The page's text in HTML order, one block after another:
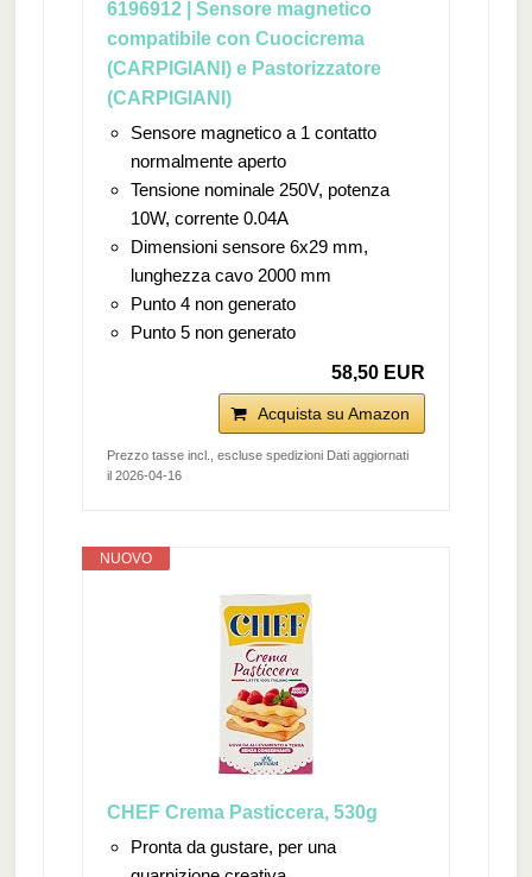
6196912 | Sensore magnetico
compatibile con Cuocicrema
(CARPIGIANI) e Pastorizzatore
(CARPIGIANI)
Sensore magnetico a 1 contatto
normalmente aperto
Tensione nominale 250V, potenza
10W, corrente 0.04A
Dimensioni sensore 6x29 mm,
lunghezza cavo 2000 mm
Punto 4 non generato
Punto 5 non generato
58,50 EUR
Acquista su Amazon
Prezzo tasse incl., escluse spedizioni Dati aggiornati
il 2026-04-16
NUOVO
CHEF Crema Pasticcera, 530g
Pronta da gustare, per una